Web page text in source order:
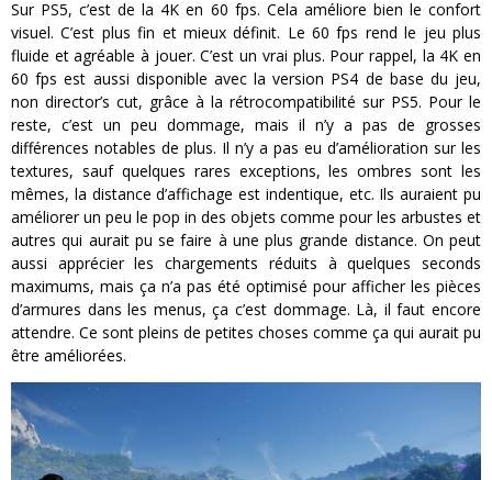
Sur PS5, c’est de la 4K en 60 fps. Cela améliore bien le confort
visuel. C’est plus fin et mieux définit. Le 60 fps rend le jeu plus
fluide et agréable à jouer. C’est un vrai plus. Pour rappel, la 4K en
60 fps est aussi disponible avec la version PS4 de base du jeu,
non director’s cut, grâce à la rétrocompatibilité sur PS5. Pour le
reste, c’est un peu dommage, mais il n’y a pas de grosses
différences notables de plus. Il n’y a pas eu d’amélioration sur les
textures, sauf quelques rares exceptions, les ombres sont les
mêmes, la distance d’affichage est indentique, etc. Ils auraient pu
améliorer un peu le pop in des objets comme pour les arbustes et
autres qui aurait pu se faire à une plus grande distance. On peut
aussi apprécier les chargements réduits à quelques seconds
maximums, mais ça n’a pas été optimisé pour afficher les pièces
d’armures dans les menus, ça c’est dommage. Là, il faut encore
attendre. Ce sont pleins de petites choses comme ça qui aurait pu
être améliorées.